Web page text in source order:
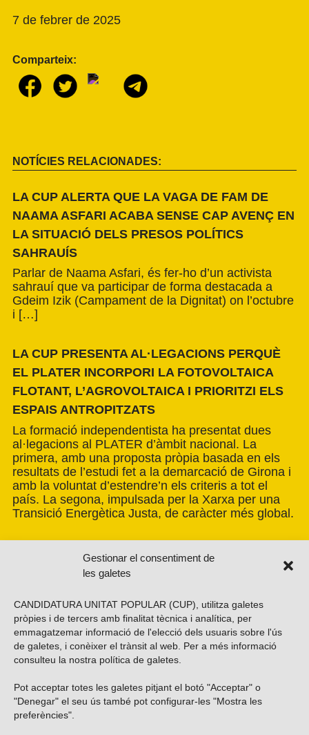
Gestionar el consentiment de
les galetes
CANDIDATURA UNITAT POPULAR (CUP), utilitza galetes
pròpies i de tercers amb finalitat tècnica i analítica, per
emmagatzemar informació de l'elecció dels usuaris sobre l'ús
de galetes, i conèixer el trànsit al web. Per a més informació
consulteu la nostra política de galetes
Pot acceptar totes les galetes pitjant el botó "Acceptar" o
"Denegar" el seu ús també pot configurar-les "Mostra les
preferències".
7 de febrer de 2025
Comparteix:
NOTÍCIES RELACIONADES:
LA CUP ALERTA QUE LA VAGA DE FAM DE
NAAMA ASFARI ACABA SENSE CAP AVENÇ EN
LA SITUACIÓ DELS PRESOS POLÍTICS
SAHRAUÍS
Parlar de Naama Asfari, és fer-ho d’un activista
sahrauí que va participar de forma destacada a
Gdeim Izik (Campament de la Dignitat) on l’octubre
i […]
LA CUP PRESENTA AL·LEGACIONS PERQUÈ
EL PLATER INCORPORI LA FOTOVOLTAICA
FLOTANT, L’AGROVOLTAICA I PRIORITZI ELS
ESPAIS ANTROPITZATS
La formació independentista ha presentat dues
al·legacions al PLATER d’àmbit nacional. La
primera, amb una proposta pròpia basada en els
resultats de l’estudi fet a la demarcació de Girona i
amb la voluntat d’estendre’n els criteris a tot el
país. La segona, impulsada per la Xarxa per una
Transició Energètica Justa, de caràcter més global.
Vols subscriure’t al nostre butlletí?